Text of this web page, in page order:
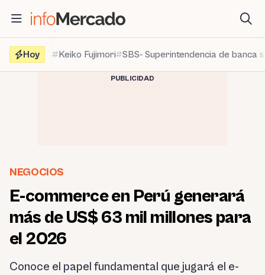
contenido
Hoy
Keiko Fujimori SBS- Superintendencia de banca
PUBLICIDAD
NEGOCIOS
E-commerce en Perú generará
más de US$ 63 mil millones para
el 2026
Conoce el papel fundamental que jugará el e-